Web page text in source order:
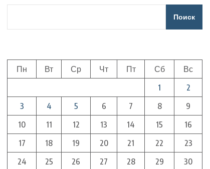
Поиск
Пн Вт Ср Чт Пт Сб
Вс
1
2
3
4 5 6 7 8
9
10
11 12 13 14 15
16
17
18 19 20 21 22
23
24
25 26 27 28 29
30